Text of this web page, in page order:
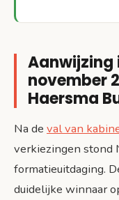
november
Haersma
Na de val van
verkiezingen stond
formatieuitdaging.
duidelijke winnaar